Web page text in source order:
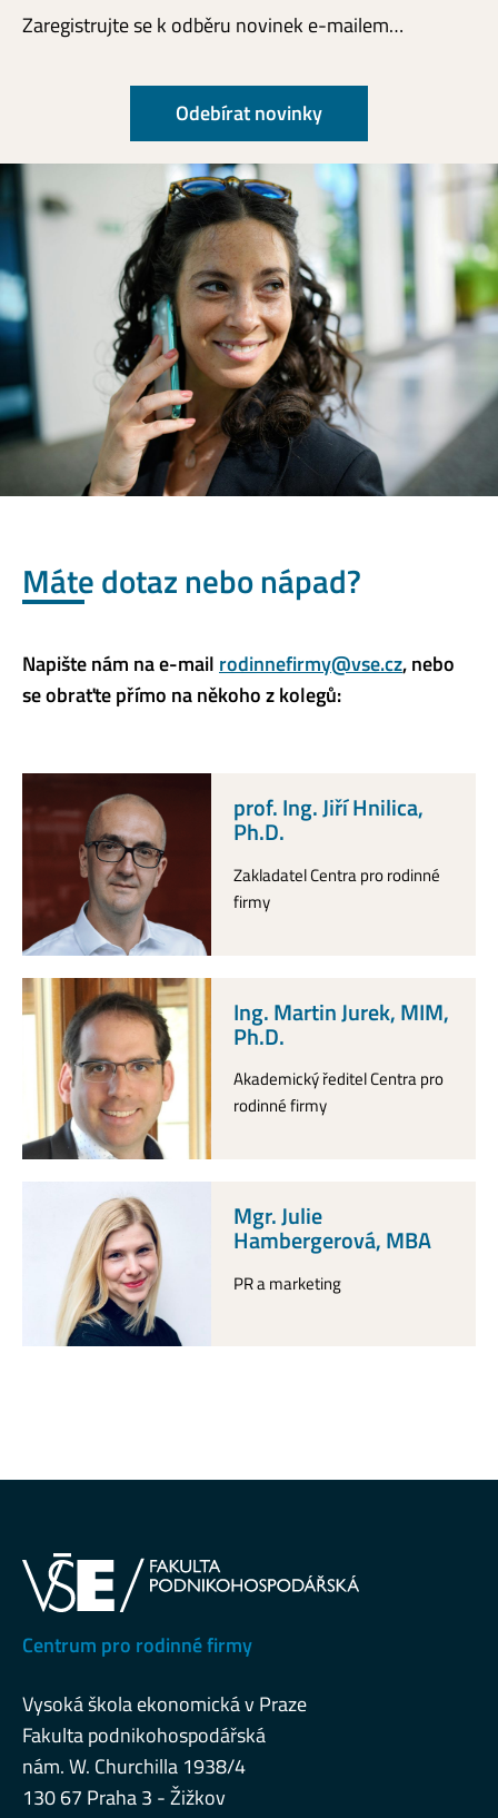
Zaregistrujte se k odběru novinek e-mailem…
Odebírat novinky
Máte dotaz nebo nápad?
Napište nám na e-mail rodinnefirmy@vse.cz, nebo
se obraťte přímo na někoho z kolegů:
prof. Ing. Jiří Hnilica,
Ph.D.
Zakladatel Centra pro rodinné
firmy
Ing. Martin Jurek, MIM,
Ph.D.
Akademický ředitel Centra pro
rodinné firmy
Mgr. Julie
Hambergerová, MBA
PR a marketing
Centrum pro rodinné firmy
Vysoká škola ekonomická v Praze
Fakulta podnikohospodářská
nám. W. Churchilla 1938/4
130 67 Praha 3 - Žižkov